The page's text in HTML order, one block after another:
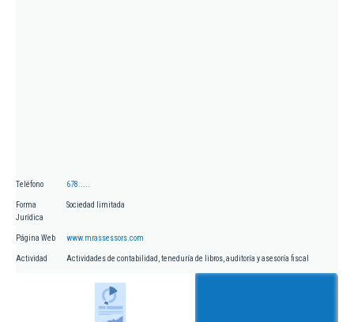
Teléfono 678.....
Forma
Jurídica
Sociedad limitada
Página Web www.mrassessors.com
Actividad Actividades de contabilidad, teneduría de libros, auditoría y asesoría fiscal